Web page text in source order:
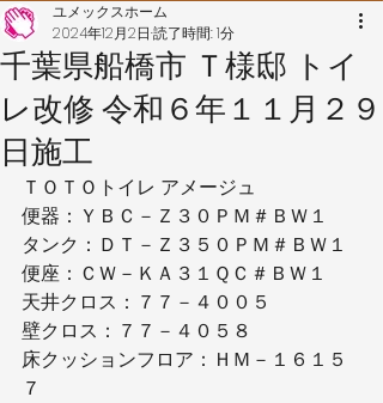
千葉県船橋市 Ｔ様邸 トイ
レ改修 令和６年１１月２９
日施工
ユメックスホーム
2024年12月2日 読了時間: 1分
ＴＯＴＯトイレ アメージュ
便器：ＹＢＣ－Ｚ３０ＰＭ＃ＢＷ１
タンク：ＤＴ－Ｚ３５０ＰＭ＃ＢＷ１
便座：ＣＷ－ＫＡ３１ＱＣ＃ＢＷ１
天井クロス：７７－４００５
壁クロス：７７－４０５８
床クッションフロア：ＨＭ－１６１５
７